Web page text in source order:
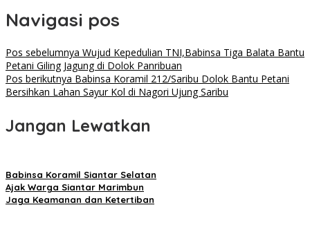
Navigasi pos
Pos sebelumnya Wujud Kepedulian TNI,Babinsa Tiga Balata Bantu
Petani Giling Jagung di Dolok Panribuan
Pos berikutnya Babinsa Koramil 212/Saribu Dolok Bantu Petani
Bersihkan Lahan Sayur Kol di Nagori Ujung Saribu
Jangan Lewatkan
Babinsa Koramil Siantar Selatan
Ajak Warga Siantar Marimbun
Jaga Keamanan dan Ketertiban